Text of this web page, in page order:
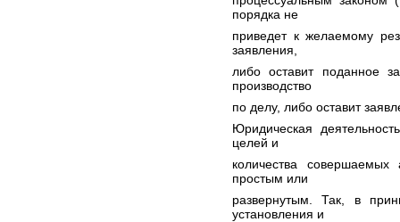
порядка не
приведет к желаемому
заявления,
либо оставит поданное
производство
по делу, либо оставит
Юридическая
целей и
количества
простым или
развернутым. Так, в
установления и